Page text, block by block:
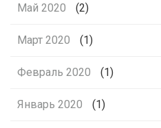
Май 2020 (2)
Март 2020 (1)
Февраль 2020 (1)
Январь 2020 (1)